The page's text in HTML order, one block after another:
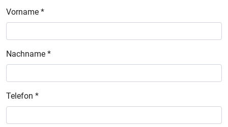
Vorname *
Nachname *
Telefon *